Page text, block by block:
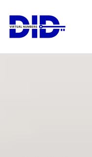
inhoud